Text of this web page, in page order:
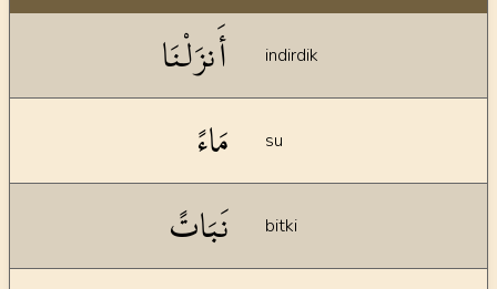
أَنزَلْنَا indirdik
مَاءً su
نَبَاتً bitki